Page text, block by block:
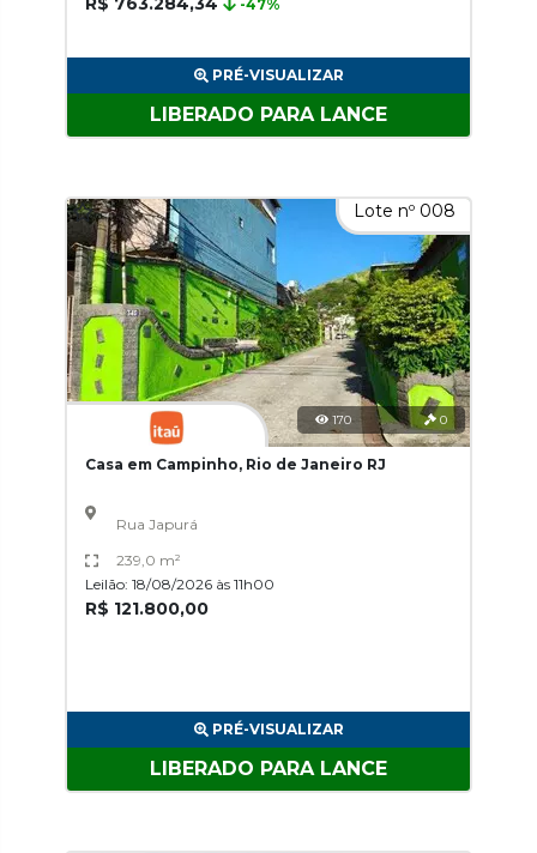
-47%
PRÉ-VISUALIZAR
LIBERADO PARA LANCE
Lote nº 008
170 0
Casa em Campinho, Rio de Janeiro RJ
Rua Japurá
239,0 m²
Leilão: 18/08/2026 às 11h00
R$ 121.800,00
PRÉ-VISUALIZAR
LIBERADO PARA LANCE